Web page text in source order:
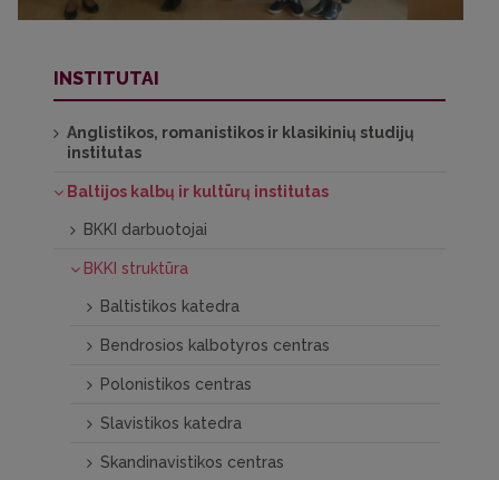
INSTITUTAI
Anglistikos, romanistikos ir klasikinių studijų
institutas
Baltijos kalbų ir kultūrų institutas
BKKI darbuotojai
BKKI struktūra
Baltistikos katedra
Bendrosios kalbotyros centras
Polonistikos centras
Slavistikos katedra
Skandinavistikos centras